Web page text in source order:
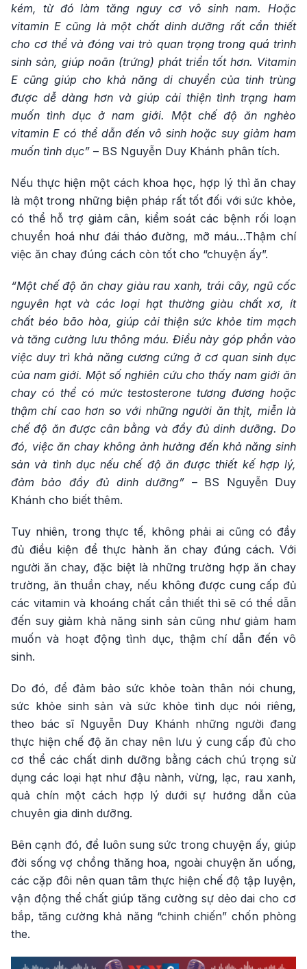
kém, từ đó làm tăng nguy cơ vô sinh nam. Hoặc
vitamin E cũng là một chất dinh dưỡng rất cần thiết
cho cơ thể và đóng vai trò quan trọng trong quá trình
sinh sản, giúp noãn (trứng) phát triển tốt hơn. Vitamin
E cũng giúp cho khả năng di chuyển của tinh trùng
được dễ dàng hơn và giúp cải thiện tình trạng ham
muốn tình dục ở nam giới. Một chế độ ăn nghèo
vitamin E có thể dẫn đến vô sinh hoặc suy giảm ham
muốn tình dục” – BS Nguyễn Duy Khánh phân tích.
Nếu thực hiện một cách khoa học, hợp lý thì ăn chay
là một trong những biện pháp rất tốt đối với sức khỏe,
có thể hỗ trợ giảm cân, kiểm soát các bệnh rối loạn
chuyển hoá như đái tháo đường, mỡ máu…Thậm chí
việc ăn chay đúng cách còn tốt cho “chuyện ấy”.
“Một chế độ ăn chay giàu rau xanh, trái cây, ngũ cốc
nguyên hạt và các loại hạt thường giàu chất xơ, ít
chất béo bão hòa, giúp cải thiện sức khỏe tim mạch
và tăng cường lưu thông máu. Điều này góp phần vào
việc duy trì khả năng cương cứng ở cơ quan sinh dục
của nam giới. Một số nghiên cứu cho thấy nam giới ăn
chay có thể có mức testosterone tương đương hoặc
thậm chí cao hơn so với những người ăn thịt, miễn là
chế độ ăn được cân bằng và đầy đủ dinh dưỡng. Do
đó, việc ăn chay không ảnh hưởng đến khả năng sinh
sản và tình dục nếu chế độ ăn được thiết kế hợp lý,
đảm bảo đầy đủ dinh dưỡng” – BS Nguyễn Duy
Khánh cho biết thêm.
Tuy nhiên, trong thực tế, không phải ai cũng có đầy
đủ điều kiện để thực hành ăn chay đúng cách. Với
người ăn chay, đặc biệt là những trường hợp ăn chay
trường, ăn thuần chay, nếu không được cung cấp đủ
các vitamin và khoáng chất cần thiết thì sẽ có thể dẫn
đến suy giảm khả năng sinh sản cũng như giảm ham
muốn và hoạt động tình dục, thậm chí dẫn đến vô
sinh.
Do đó, để đảm bảo sức khỏe toàn thân nói chung,
sức khỏe sinh sản và sức khỏe tình dục nói riêng,
theo bác sĩ Nguyễn Duy Khánh những người đang
thực hiện chế độ ăn chay nên lưu ý cung cấp đủ cho
cơ thể các chất dinh dưỡng bằng cách chú trọng sử
dụng các loại hạt như đậu nành, vừng, lạc, rau xanh,
quả chín một cách hợp lý dưới sự hướng dẫn của
chuyên gia dinh dưỡng.
Bên cạnh đó, để luôn sung sức trong chuyện ấy, giúp
đời sống vợ chồng thăng hoa, ngoài chuyện ăn uống,
các cặp đôi nên quan tâm thực hiện chế độ tập luyện,
vận động thể chất giúp tăng cường sự dẻo dai cho cơ
bắp, tăng cường khả năng “chinh chiến” chốn phòng
the.